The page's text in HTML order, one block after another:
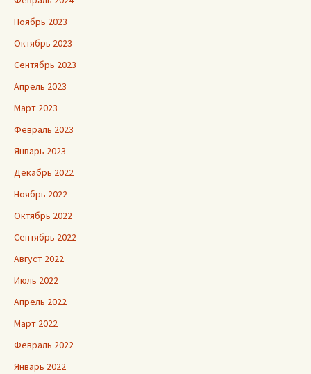
Ноябрь 2023
Октябрь 2023
Сентябрь 2023
Апрель 2023
Март 2023
Февраль 2023
Январь 2023
Декабрь 2022
Ноябрь 2022
Октябрь 2022
Сентябрь 2022
Август 2022
Июль 2022
Апрель 2022
Март 2022
Февраль 2022
Январь 2022